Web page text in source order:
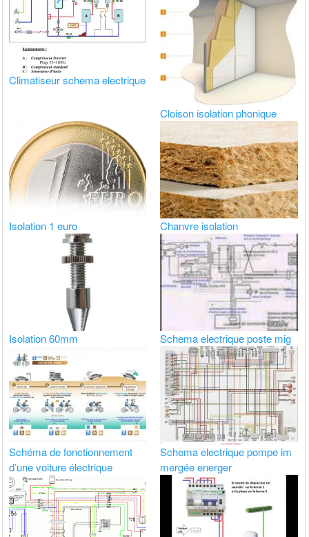
Climatiseur schema electrique
Cloison isolation phonique
Isolation 1 euro Chanvre isolation
Isolation 60mm Schema electrique poste mig
Schéma de fonctionnement
d’une voiture électrique
Schema electrique pompe im
mergée energer